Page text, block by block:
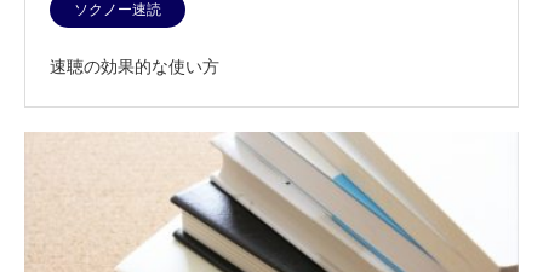
ソクノー速読
速聴の効果的な使い方